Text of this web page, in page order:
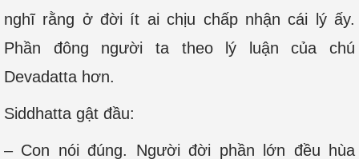
nghĩ rằng ở đời ít ai chịu chấp nhận cái lý ấy.
Phần đông người ta theo lý luận của chú
Devadatta hơn.
Siddhatta gật đầu:
– Con nói đúng. Người đời phần lớn đều hùa